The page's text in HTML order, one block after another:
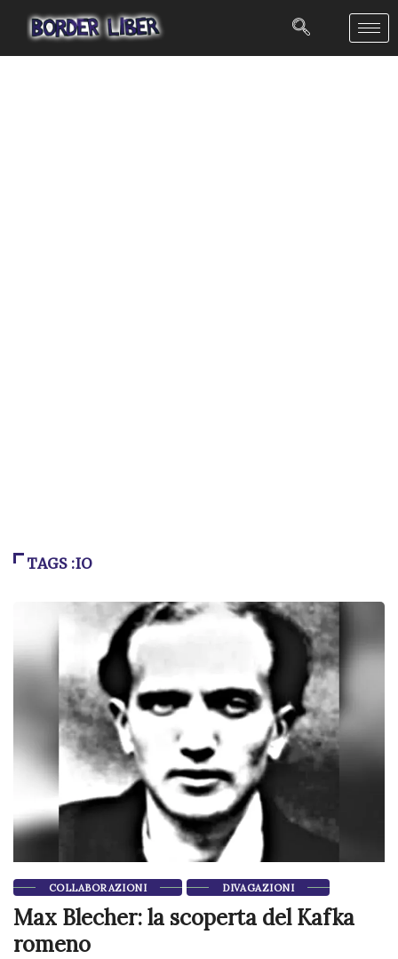
TAGS :IO
COLLABORAZIONI DIVAGAZIONI
Max Blecher: la scoperta del Kafka
romeno